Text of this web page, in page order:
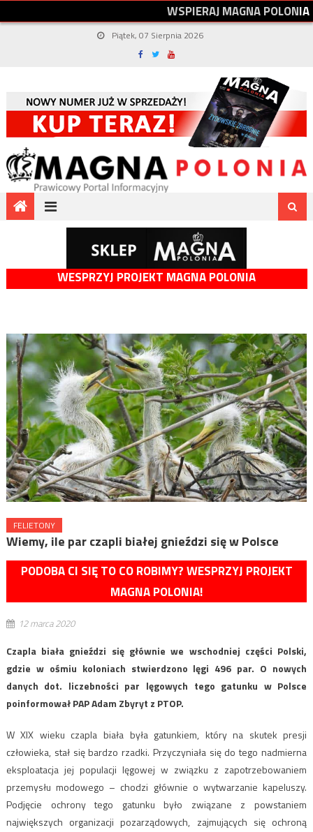
WSPIERAJMAGNAPOLONIA
Piątek, 07 Sierpnia 2026
WESPRZYJ PROJEKT MAGNA POLONIA
FELIETONY
Wiemy, ile par czapli białej gnieździ się w Polsce
PODOBA CI SIĘ TO CO ROBIMY? WESPRZYJ PROJEKT
MAGNA POLONIA!
12 marca 2020
Czapla biała gnieździ się głównie we wschodniej części Polski,
gdzie w ośmiu koloniach stwierdzono lęgi 496 par. O nowych
danych dot. liczebności par lęgowych tego gatunku w Polsce
poinformował PAP Adam Zbyryt z PTOP.
W XIX wieku czapla biała była gatunkiem, który na skutek presji
człowieka, stał się bardzo rzadki. Przyczyniała się do tego nadmierna
eksploatacja jej populacji lęgowej w związku z zapotrzebowaniem
przemysłu modowego – chodzi głównie o wytwarzanie kapeluszy.
Podjęcie ochrony tego gatunku było związane z powstaniem
największych organizacji pozarządowych, zajmujących się ochroną